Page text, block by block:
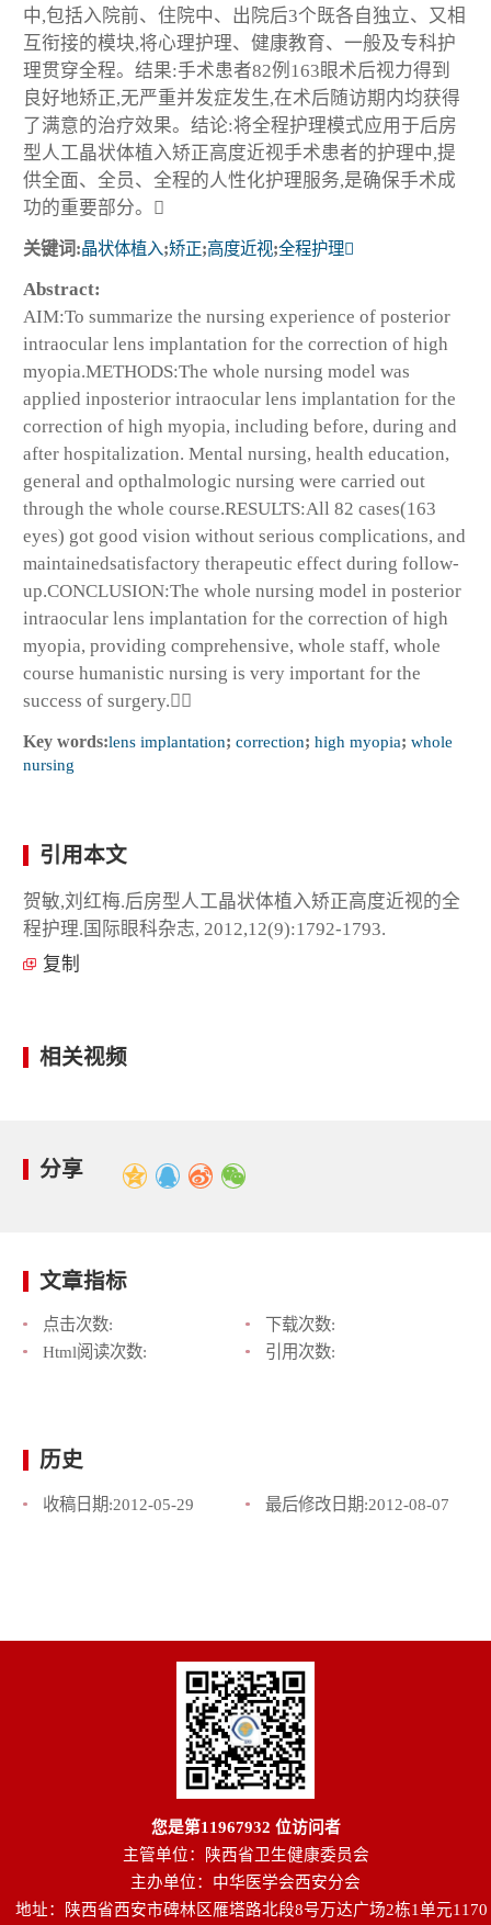
中,包括入院前、住院中、出院后3个既各自独立、又相
互衔接的模块,将心理护理、健康教育、一般及专科护
理贯穿全程。结果:手术患者82例163眼术后视力得到
良好地矫正,无严重并发症发生,在术后随访期内均获得
了满意的治疗效果。结论:将全程护理模式应用于后房
型人工晶状体植入矫正高度近视手术患者的护理中,提
供全面、全员、全程的人性化护理服务,是确保手术成
功的重要部分。
关键词:晶状体植入;矫正;高度近视;全程护理
Abstract:
AIM:To summarize the nursing experience of posterior
intraocular lens implantation for the correction of high
myopia.METHODS:The whole nursing model was
applied inposterior intraocular lens implantation for the
correction of high myopia, including before, during and
after hospitalization. Mental nursing, health education,
general and opthalmologic nursing were carried out
through the whole course.RESULTS:All 82 cases(163
eyes) got good vision without serious complications, and
maintainedsatisfactory therapeutic effect during follow-
up.CONCLUSION:The whole nursing model in posterior
intraocular lens implantation for the correction of high
myopia, providing comprehensive, whole staff, whole
course humanistic nursing is very important for the
success of surgery.
Key words:lens implantation; correction; high myopia; whole
nursing
引用本文
贺敏,刘红梅.后房型人工晶状体植入矫正高度近视的全
程护理.国际眼科杂志, 2012,12(9):1792-1793.
复制
相关视频
分享
文章指标
点击次数:
下载次数:
Html阅读次数:
引用次数:
历史
收稿日期:2012-05-29 最后修改日期:2012-08-07
您是第11967932 位访问者
主管单位：陕西省卫生健康委员会
主办单位：中华医学会西安分会
地址：陕西省西安市碑林区雁塔路北段8号万达广场2栋1单元1170